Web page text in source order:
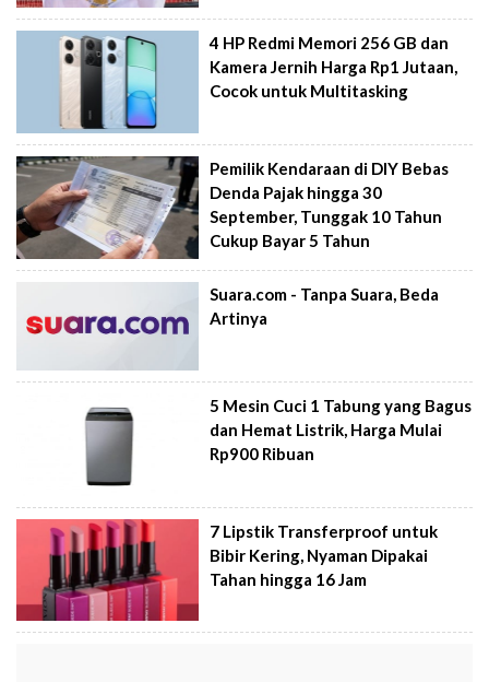
4 HP Redmi Memori 256 GB dan
Kamera Jernih Harga Rp1 Jutaan,
Cocok untuk Multitasking
Pemilik Kendaraan di DIY Bebas
Denda Pajak hingga 30
September, Tunggak 10 Tahun
Cukup Bayar 5 Tahun
Suara.com - Tanpa Suara, Beda
Artinya
5 Mesin Cuci 1 Tabung yang Bagus
dan Hemat Listrik, Harga Mulai
Rp900 Ribuan
7 Lipstik Transferproof untuk
Bibir Kering, Nyaman Dipakai
Tahan hingga 16 Jam